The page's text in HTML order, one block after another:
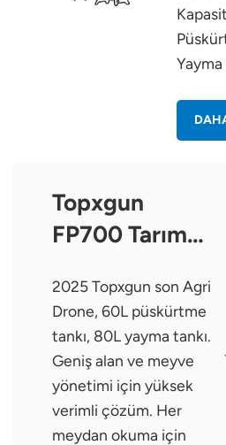
Yayma
Topxgun
FP700 Tarım
2025 Topxgun son Agri
Drone, 60L püskürtme
tankı, 80L yayma tankı.
Geniş alan ve meyve
yönetimi için yüksek
verimli çözüm. Her
meydan okuma için